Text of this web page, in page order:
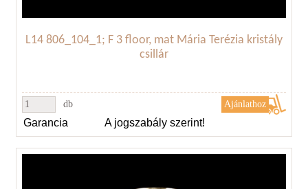
L14 806_104_1; F 3 floor, mat Mária Terézia kristály
csillár
db
Garancia A jogszabály szerint!